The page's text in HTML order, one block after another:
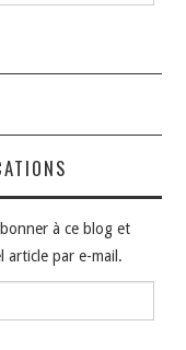
à ce blog et
article par e-mail.